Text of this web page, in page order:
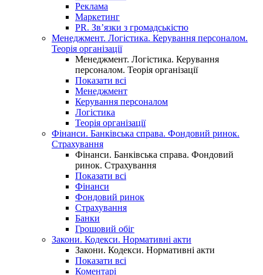
Реклама
Маркетинг
PR. Зв’язки з громадськістю
Менеджмент. Логістика. Керування персоналом.
Теорія організації
Менеджмент. Логістика. Керування
персоналом. Теорія організації
Показати всі
Менеджмент
Керування персоналом
Логістика
Теорія організації
Фінанси. Банківська справа. Фондовий ринок.
Страхування
Фінанси. Банківська справа. Фондовий
ринок. Страхування
Показати всі
Фінанси
Фондовий ринок
Страхування
Банки
Грошовий обіг
Закони. Кодекси. Нормативні акти
Закони. Кодекси. Нормативні акти
Показати всі
Коментарі